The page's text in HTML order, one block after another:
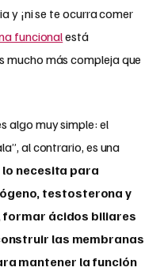
y ¡ni se te ocurra comer
funcionalestá
mucho más compleja que
algo muy simple: el
al contrario, es una
lo necesita para
testosterona y
ácidos biliares
las membranas
mantener la función